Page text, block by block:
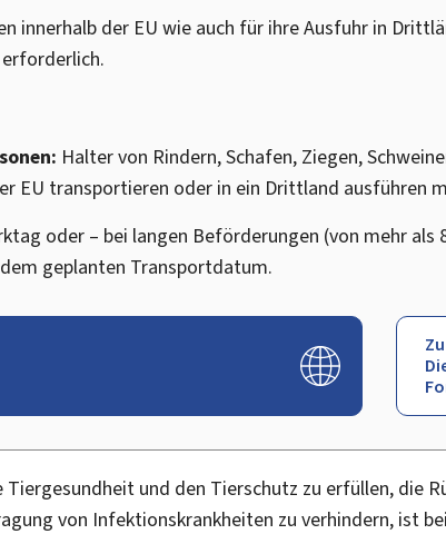
innerhalb der EU wie auch für ihre Ausfuhr in
Halter von Rindern, Schafen, Ziegen,
EU transportieren oder in ein Drittland ausführen
oder – bei langen Beförderungen (von mehr als
geplanten Transportdatum.
und den Tierschutz zu erfüllen, die
von Infektionskrankheiten zu verhindern, ist